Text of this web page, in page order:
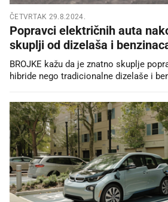
ČETVRTAK 29.8.2024.
Popravci električnih auta
skuplji od dizelaša i
BROJKE kažu da je znatno skuplje
hibride nego tradicionalne dizelaše i